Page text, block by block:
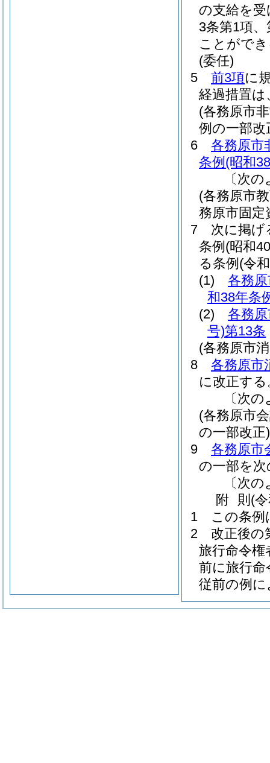
の支給を
3条第1項
ことがで
(委任)
5
前3項に
経過措置
(各務原市
例の一部改
6
各務原市
条例 (昭和
〔次
(各務原市
務原市固定
7
次に掲げ
条例 (昭和
る条例 (令
(1)
各務
和38年条
(2)
各務
号)第13条
(各務原市
8
各務原市
に改正する
〔次
(各務原市
の一部改正)
9
各務原市
の一部を
〔次
附 則 (
1
この条例
2
改正後の
旅行命令
前に旅行
従前の例